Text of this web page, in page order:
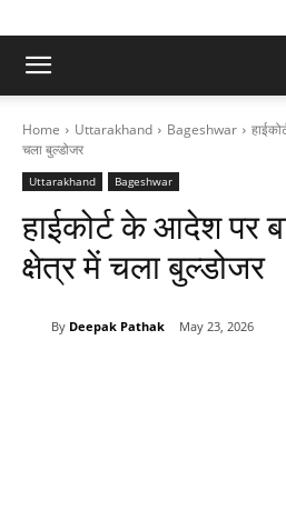
Home Uttarakhand Bageshwar
चला बुल्डोजर
Uttarakhand Bageshwar
हाईकोर्ट के आदेश पर
क्षेत्र में चला बुल्डोजर
By Deepak Pathak May 23, 2026